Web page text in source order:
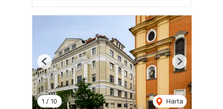
1 / 10 Harta
Previous Next